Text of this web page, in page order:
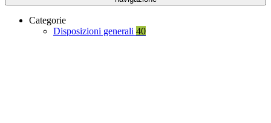
Categorie
Disposizioni generali 40